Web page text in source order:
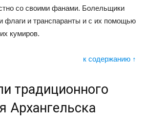
со своими фанами. Болельщики
флаги и транспаранты и с их помощью
кумиров.
к содержанию ↑
традиционного
Архангельска